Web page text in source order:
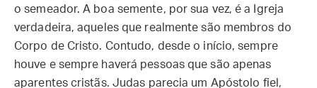
o semeador. A boa semente, por sua vez, é a Igreja
verdadeira, aqueles que realmente são membros do
Corpo de Cristo. Contudo, desde o início, sempre
houve e sempre haverá pessoas que são apenas
aparentes cristãs. Judas parecia um Apóstolo fiel,